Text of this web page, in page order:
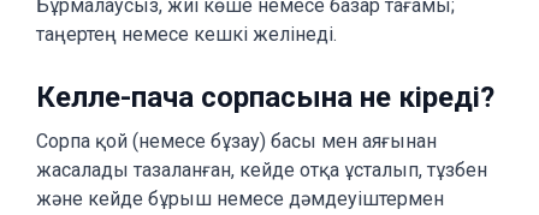
Бұрмалаусыз, жиі көше немесе базар тағамы;
таңертең немесе кешкі желінеді.
Келле-пача сорпасына не кіреді?
Сорпа қой (немесе бұзау) басы мен аяғынан
жасалады тазаланған, кейде отқа ұсталып, тұзбен
және кейде бұрыш немесе дәмдеуіштермен